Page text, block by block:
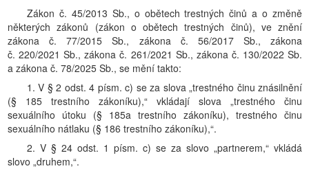
Zákon č. 45/2013 Sb., o obětech trestných činů a o změně
některých zákonů (zákon o obětech trestných činů), ve znění
zákona č. 77/2015 Sb., zákona č. 56/2017 Sb., zákona
č. 220/2021 Sb., zákona č. 261/2021 Sb., zákona č. 130/2022 Sb.
a zákona č. 78/2025 Sb., se mění takto:
1. V § 2 odst. 4 písm. c) se za slova „trestného činu znásilnění
(§ 185 trestního zákoníku),“ vkládají slova „trestného činu
sexuálního útoku (§ 185a trestního zákoníku), trestného činu
sexuálního nátlaku (§ 186 trestního zákoníku),“.
2. V § 24 odst. 1 písm. c) se za slovo „partnerem,“ vkládá
slovo „druhem,“.